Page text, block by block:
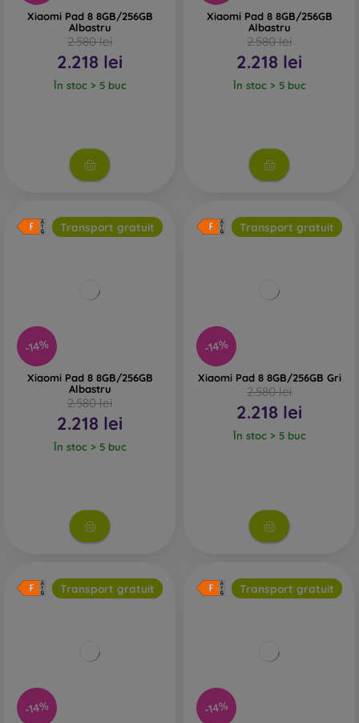
Xiaomi Pad 8 8GB/256GB
Albastru
2.580 lei
2.218 lei
În stoc > 5 buc
Xiaomi Pad 8 8GB/256GB
Albastru
2.580 lei
2.218 lei
În stoc > 5 buc
-14%
Transport gratuit
Xiaomi Pad 8 8GB/256GB
Albastru
2.580 lei
2.218 lei
În stoc > 5 buc
-14%
Transport gratuit
Xiaomi Pad 8 8GB/256GB Gri
2.580 lei
2.218 lei
În stoc > 5 buc
-14%
Transport gratuit
-14%
Transport gratuit